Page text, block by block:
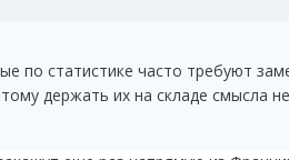
по статистике часто требуют
держать их на складе смысла